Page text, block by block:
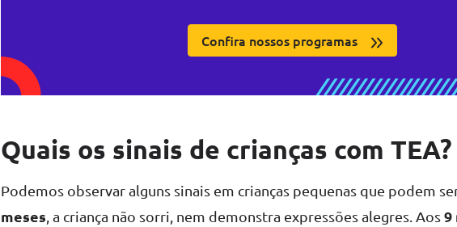
Confira nossos programas
Quais os sinais de crianças com TEA?
Podemos observar alguns sinais em crianças pequenas que podem
meses , a criança não sorri, nem demonstra expressões alegres. Aos9